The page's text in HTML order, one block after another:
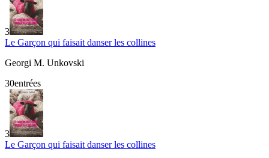
3
Le Garçon qui faisait danser les collines
Georgi M. Unkovski
30entrées
3
Le Garçon qui faisait danser les collines